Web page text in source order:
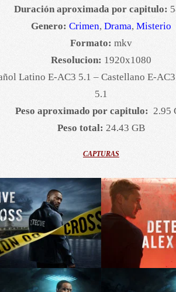
Duración aproximada por capitulo:
Genero: Crimen, Drama, Misterio
Formato: mkv
Resolucion: 1920x1080
Latino E-AC3 5.1 – Castellano E-
5.1
Peso aproximado por capitulo: 2.95
Peso total: 24.43 GB
CAPTURAS